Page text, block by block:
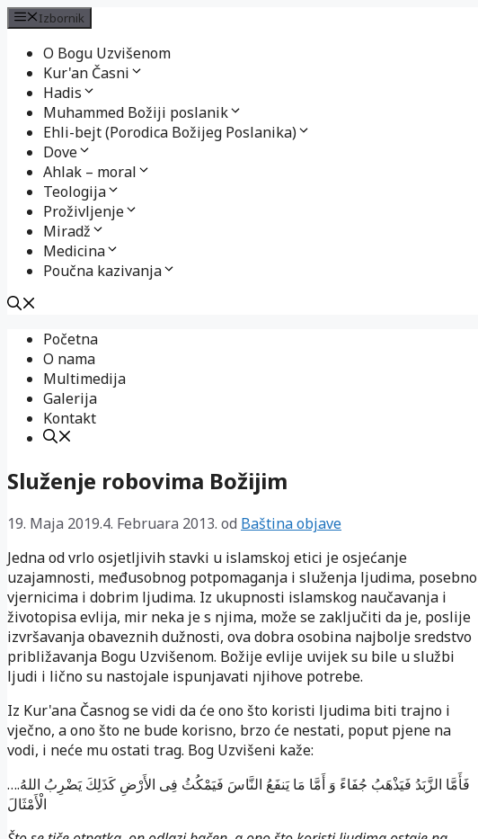
Izbornik
O Bogu Uzvišenom
Kur'an Časni
Hadis
Muhammed Božiji poslanik
Ehli-bejt (Porodica Božijeg Poslanika)
Dove
Ahlak – moral
Teologija
Proživljenje
Miradž
Medicina
Poučna kazivanja
sadržaj
Početna
O nama
Multimedija
Galerija
Kontakt
Služenje robovima Božijim
19. Maja 2019.4. Februara 2013. od Baština objave
Jedna od vrlo osjetljivih stavki u islamskoj etici je osjećanje
uzajamnosti, međusobnog potpomaganja i služenja ljudima, posebno
vjernicima i dobrim ljudima. Iz ukupnosti islamskog naučavanja i
životopisa evlija, mir neka je s njima, može se zaključiti da je, poslije
izvršavanja obaveznih dužnosti, ova dobra osobina najbolje sredstvo
približavanja Bogu Uzvišenom. Božije evlije uvijek su bile u službi
ljudi i lično su nastojale ispunjavati njihove potrebe.
Iz Kur'ana Časnog se vidi da će ono što koristi ljudima biti trajno i
vječno, a ono što ne bude korisno, brzo će nestati, poput pjene na
vodi, i neće mu ostati trag. Bog Uzvišeni kaže:
….فَأَمَّا الزَّبَدُ فَيَذْهَبُ جُفَاءً وَ أَمَّا مَا يَنفَعُ النَّاسَ فَيَمْكُثُ فِى الأَرْضِ كَذَلِكَ يَضْرِبُ اللهُ
الْأَمْثَالَ